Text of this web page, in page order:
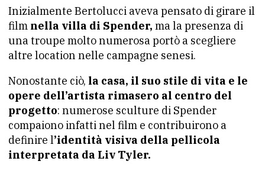
Inizialmente Bertolucci aveva pensato di girare il
film nella villa di Spender, ma la presenza di
una troupe molto numerosa portò a scegliere
altre location nelle campagne senesi.
Nonostante ciò, la casa, il suo stile di vita e le
opere dell’artista rimasero al centro del
progetto: numerose sculture di Spender
compaiono infatti nel film e contribuirono a
definire l’identità visiva della pellicola
interpretata da Liv Tyler.